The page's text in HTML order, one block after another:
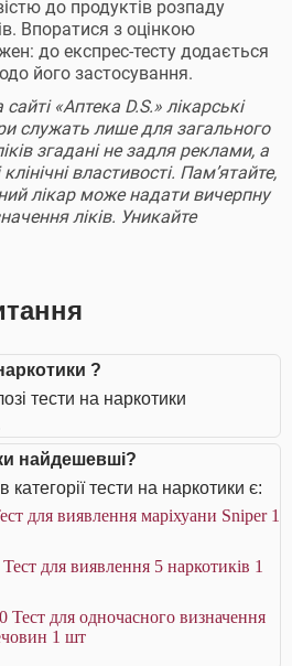
до продуктів розпаду
Впоратися з оцінкою
до експрес-тесту додається
його застосування.
«Аптека D.S.» лікарські
служать лише для загального
згадані не задля реклами, а
властивості. Пам’ятайте,
лікар може надати вичерпну
ліків. Уникайте
?
тести на наркотики
найдешевші?
тести на наркотики є:
для виявлення маріхуани Sniper 1
для виявлення 5 наркотиків 1
Тест для одночасного визначення
1 шт